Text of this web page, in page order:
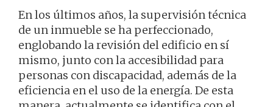
En los últimos años, la supervisión técnica
de un inmueble se ha perfeccionado,
englobando la revisión del edificio en sí
mismo, junto con la accesibilidad para
personas con discapacidad, además de la
eficiencia en el uso de la energía. De esta